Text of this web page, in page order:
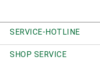
SERVICE-HOTLINE
SHOP SERVICE